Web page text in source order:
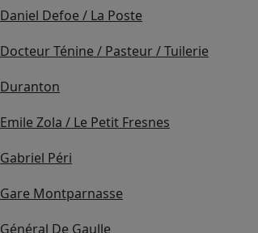
Daniel Defoe / La Poste
Docteur Ténine / Pasteur / Tuilerie
Duranton
Emile Zola / Le Petit Fresnes
Gabriel Péri
Gare Montparnasse
Général De Gaulle